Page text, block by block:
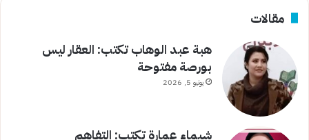
مقالات
هبة عبد الوهاب تكتب: العقار ليس
بورصة مفتوحة
يونيو 5, 2026
شيماء عمارة تكتب: التفاهم